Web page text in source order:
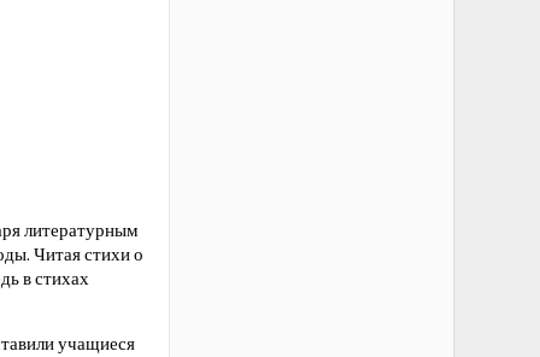
литературным
Читая стихи о
в стихах
учащиеся